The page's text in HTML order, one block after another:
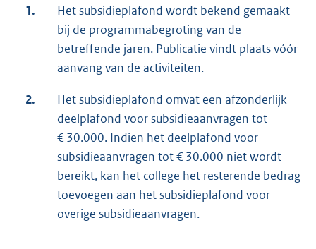
1.
Het subsidieplafond wordt bekend gemaakt
bij de programmabegroting van de
betreffende jaren. Publicatie vindt plaats vóór
aanvang van de activiteiten.
2.
Het subsidieplafond omvat een afzonderlijk
deelplafond voor subsidieaanvragen tot
€ 30.000. Indien het deelplafond voor
subsidieaanvragen tot € 30.000 niet wordt
bereikt, kan het college het resterende bedrag
toevoegen aan het subsidieplafond voor
overige subsidieaanvragen.